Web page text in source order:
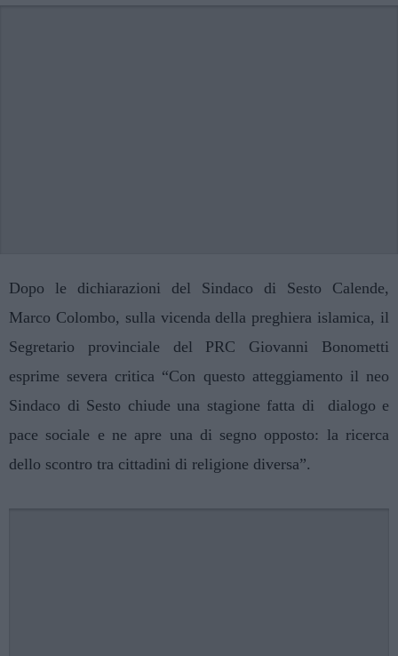
Dopo le dichiarazioni del Sindaco di Sesto Calende,
Marco Colombo, sulla vicenda della preghiera islamica, il
Segretario provinciale del PRC Giovanni Bonometti
esprime severa critica “Con questo atteggiamento il neo
Sindaco di Sesto chiude una stagione fatta di dialogo e
pace sociale e ne apre una di segno opposto: la ricerca
dello scontro tra cittadini di religione diversa”.